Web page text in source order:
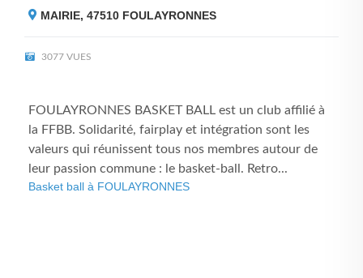
MAIRIE, 47510 FOULAYRONNES
3077 VUES
FOULAYRONNES BASKET BALL est un club affilié à
la FFBB. Solidarité, fairplay et intégration sont les
valeurs qui réunissent tous nos membres autour de
leur passion commune : le basket-ball. Retro...
Basket ball à FOULAYRONNES